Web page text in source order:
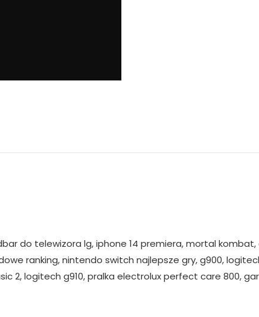
do telewizora lg, iphone 14 premiera, mortal
ranking, nintendo switch najlepsze gry, g900,
2, logitech g910, pralka electrolux perfect care 800,